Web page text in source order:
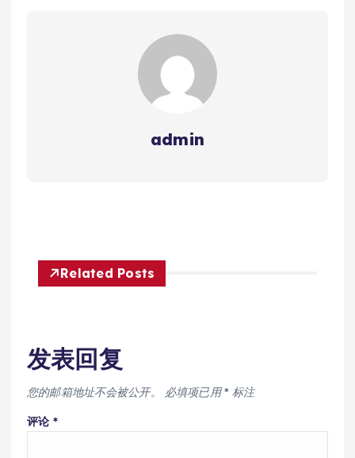
admin
Related Posts
发表回复
您的邮箱地址不会被公开。 必填项已用* 标注
评论 *